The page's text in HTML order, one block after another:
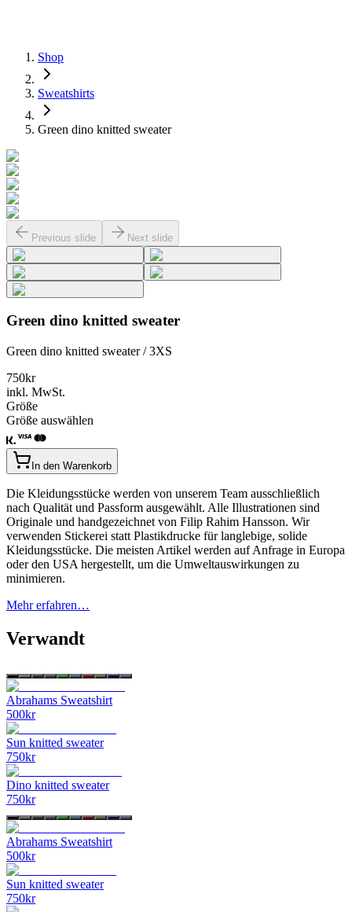
Shop
Sweatshirts
Green dino knitted sweater
Previous slide Next slide
Green dino knitted sweater
Green dino knitted sweater / 3XS
750kr
inkl. MwSt.
Größe
Größe auswählen
In den Warenkorb
Die Kleidungsstücke werden von unserem Team ausschließlich
nach Qualität und Passform ausgewählt. Alle Illustrationen sind
Originale und handgezeichnet von Filip Rahim Hansson. Wir
verwenden Stickerei statt Plastikdrucke für langlebige, solide
Kleidungsstücke. Die meisten Artikel werden auf Anfrage in Europa
oder den USA hergestellt, um die Umweltauswirkungen zu
minimieren.
Mehr erfahren…
Verwandt
Abrahams Sweatshirt
500kr
Sun knitted sweater
750kr
Dino knitted sweater
750kr
Abrahams Sweatshirt
500kr
Sun knitted sweater
750kr